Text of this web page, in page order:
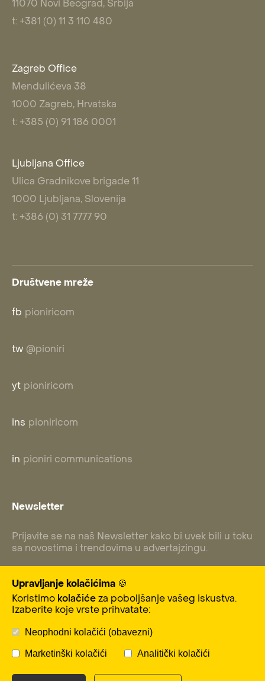
11070 Novi Beograd, Srbija
t: +381 (0) 11 3 110 480
Zagreb Office
Mendulićeva 38
1000 Zagreb, Hrvatska
t: +385 (0) 91 186 0001
Ljubljana Office
Ulica Gradnikove brigade 11
1000 Ljubljana, Slovenija
t: +386 (0) 31 7777 90
Društvene mreže
fb pioniricom
tw @pioniri
yt pioniricom
ins pioniricom
in pioniri communications
Newsletter
Prijavite se na naš Newsletter kako bi uvek bili u toku
sa novostima i trendovima u advertajzingu.
Subscribe
Upravljanje kolačićima 🍪
Koristimo kolačiće za poboljšanje vašeg iskustva.
Izaberite koje vrste prihvatate:
Neophodni kolačići (obavezni)
Marketinški kolačići Analitički kolačići